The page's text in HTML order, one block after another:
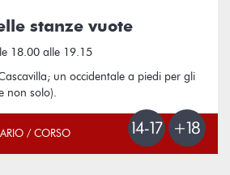
stanze vuote
18.00 alle 19.15
un occidentale a piedi per gli
non solo).
/ CORSO